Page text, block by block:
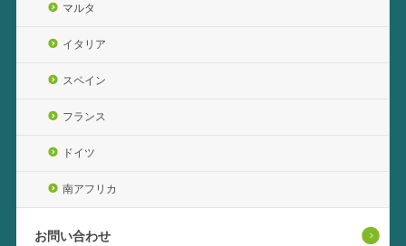
マルタ
イタリア
スペイン
フランス
ドイツ
南アフリカ
お問い合わせ